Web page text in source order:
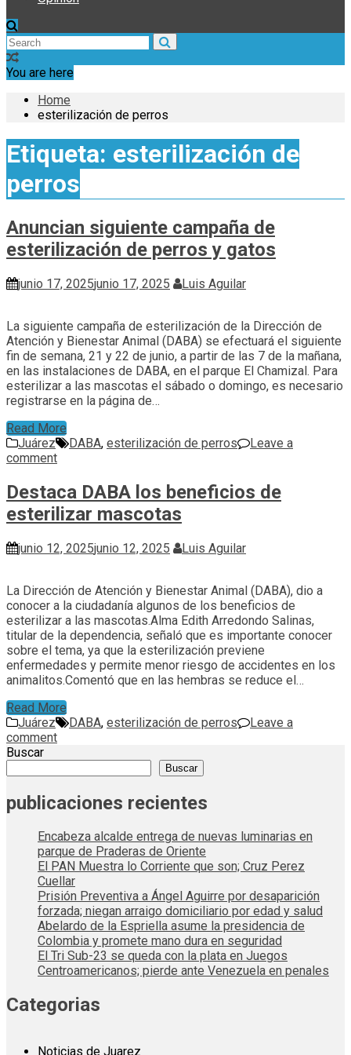
You are here
Home
esterilización de perros
Etiqueta: esterilización de
perros
Anuncian siguiente campaña de
esterilización de perros y gatos
junio 17, 2025junio 17, 2025 Luis Aguilar
La siguiente campaña de esterilización de la Dirección de
Atención y Bienestar Animal (DABA) se efectuará el siguiente
fin de semana, 21 y 22 de junio, a partir de las 7 de la mañana,
en las instalaciones de DABA, en el parque El Chamizal. Para
esterilizar a las mascotas el sábado o domingo, es necesario
registrarse en la página de…
Read More
Juárez
DABA, esterilización de perros
Leave a
comment
Destaca DABA los beneficios de
esterilizar mascotas
junio 12, 2025junio 12, 2025 Luis Aguilar
La Dirección de Atención y Bienestar Animal (DABA), dio a
conocer a la ciudadanía algunos de los beneficios de
esterilizar a las mascotas.Alma Edith Arredondo Salinas,
titular de la dependencia, señaló que es importante conocer
sobre el tema, ya que la esterilización previene
enfermedades y permite menor riesgo de accidentes en los
animalitos.Comentó que en las hembras se reduce el…
Read More
Juárez
DABA, esterilización de perros
Leave a
comment
Buscar
Buscar
publicaciones recientes
Encabeza alcalde entrega de nuevas luminarias en
parque de Praderas de Oriente
El PAN Muestra lo Corriente que son; Cruz Perez
Cuellar
Prisión Preventiva a Ángel Aguirre por desaparición
forzada; niegan arraigo domiciliario por edad y salud
Abelardo de la Espriella asume la presidencia de
Colombia y promete mano dura en seguridad
El Tri Sub-23 se queda con la plata en Juegos
Centroamericanos; pierde ante Venezuela en penales
Categorias
Noticias de Juarez